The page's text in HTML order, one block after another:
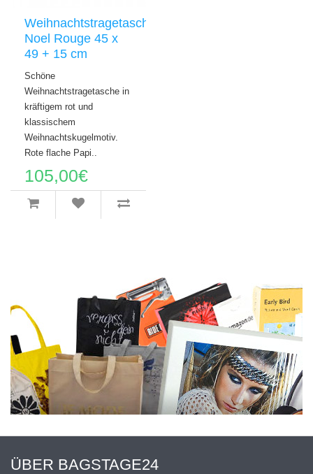
Weihnachtstragetaschen
Noel Rouge 45 x
49 + 15 cm
Schöne
Weihnachtstragetasche in
kräftigem rot und
klassischem
Weihnachtskugelmotiv.
Rote flache Papi..
105,00€
ÜBER BAGSTAGE24